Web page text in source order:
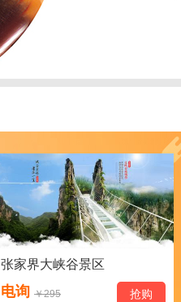
张家界大峡谷景区
电询 ￥295 抢购